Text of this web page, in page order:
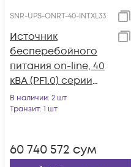
SNR-UPS-ONRT-40-INTXL33
Источник
бесперебойного
питания on-line, 40
кВА (PF1.0) серии
Intelligent
В наличии: 2 шт
Транзит: 1 шт
60 740 572 сум